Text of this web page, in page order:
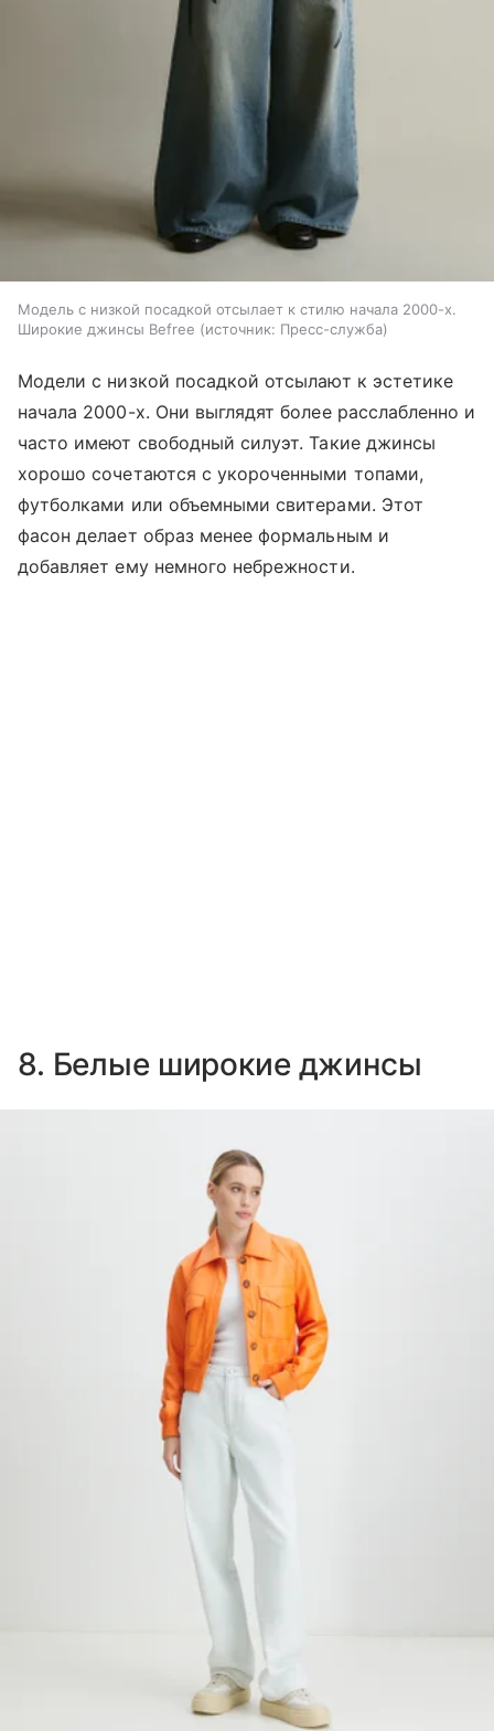
Модель с низкой посадкой отсылает к стилю начала 2000-х.
Широкие джинсы Befree
источник: Пресс-служба
Модели с низкой посадкой отсылают к эстетике
начала 2000-х. Они выглядят более расслабленно и
часто имеют свободный силуэт. Такие джинсы
хорошо сочетаются с укороченными топами,
футболками или объемными свитерами. Этот
фасон делает образ менее формальным и
добавляет ему немного небрежности.
8. Белые широкие джинсы